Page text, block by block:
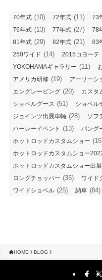
70年式 (10) 72年式 (11) 73
76年式 (13) 77年式 (27) 78
81年式 (29) 82年式 (21) 83
250ワイド (14) 2015コヨーテ
YOKOHAMAギャラリー (11)
アメリカ研修 (19) アーリーシ
エングレービング (20) カスタ
ショベルグース (51) ショベル
ジョインツ出展車輛 (28) ソフ
ハーレーイベント (13) パング
ホットロッドカスタムショー
ホットロッドカスタムショー
ホットロッドカスタムショー出
ロングチョッパー (35) ワイド
ワイドショベル (25) 納車 (84)
HOME BLOG